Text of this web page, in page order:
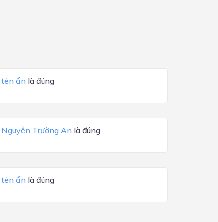
tên ẩn là đúng
Nguyễn Trường An là đúng
tên ẩn là đúng